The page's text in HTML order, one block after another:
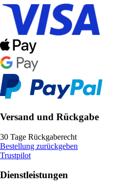
Versand und Rückgabe
30 Tage Rückgaberecht
Bestellung zurückgeben
Trustpilot
Dienstleistungen